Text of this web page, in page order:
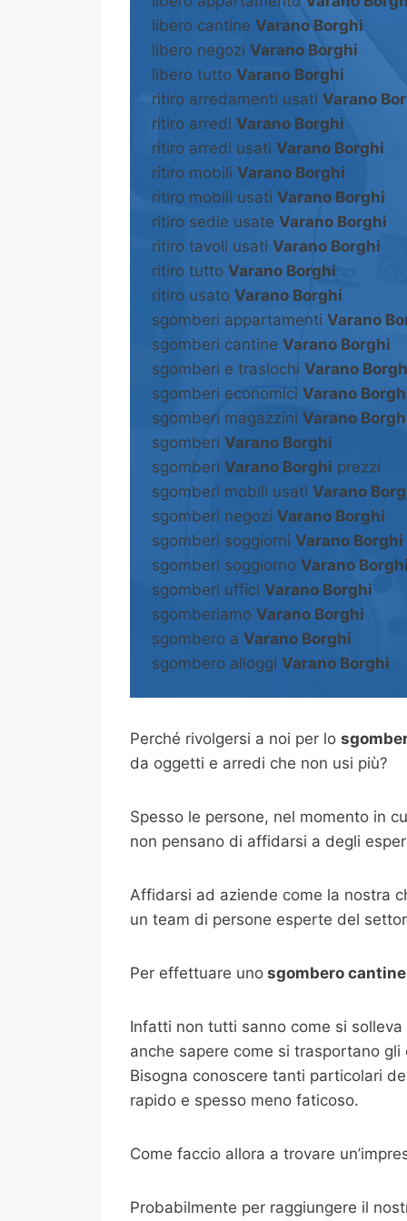
libero cantine Varano Borghi
libero negozi Varano Borghi
libero tutto Varano Borghi
ritiro arredamenti usati Varano
ritiro arredi Varano Borghi
ritiro arredi usati Varano Borghi
ritiro mobili Varano Borghi
ritiro mobili usati Varano Borghi
ritiro sedie usate Varano Borghi
ritiro tavoli usati Varano Borghi
ritiro tutto Varano Borghi
ritiro usato Varano Borghi
sgomberi appartamenti Varano
sgomberi cantine Varano Borghi
sgomberi e traslochi Varano
sgomberi economici Varano
sgomberi magazzini Varano
sgomberi Varano Borghi
sgomberi Varano Borghi prezzi
sgomberi mobili usati Varano
sgomberi negozi Varano Borghi
sgomberi soggiorni Varano Borghi
sgomberi soggiorno Varano Borghi
sgomberi uffici Varano Borghi
sgomberiamo Varano Borghi
sgombero a Varano Borghi
sgombero alloggi Varano Borghi
Perché rivolgersi a noi per lo
da oggetti e arredi che non usi più?
Spesso le persone, nel momento in
non pensano di affidarsi a degli
Affidarsi ad aziende come la nostra
un team di persone esperte del
Per effettuare uno sgombero
Infatti non tutti sanno come si
anche sapere come si trasportano
Bisogna conoscere tanti particolari
rapido e spesso meno faticoso.
Come faccio allora a trovare
Probabilmente per raggiungere il